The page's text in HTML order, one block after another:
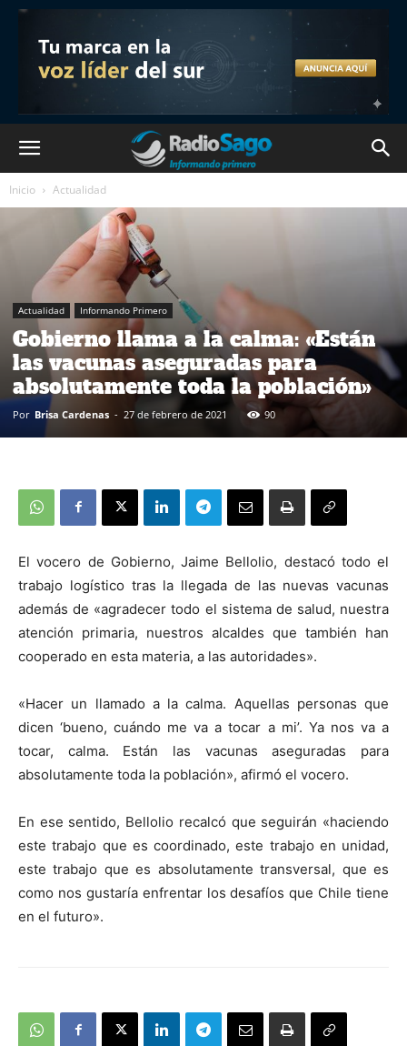
Inicio Actualidad
Actualidad Informando Primero
Gobierno llama a la calma: «Están
las vacunas aseguradas para
absolutamente toda la población»
Por Brisa Cardenas - 27 de febrero de 2021 90
El vocero de Gobierno, Jaime Bellolio, destacó todo el
trabajo logístico tras la llegada de las nuevas vacunas
además de «agradecer todo el sistema de salud, nuestra
atención primaria, nuestros alcaldes que también han
cooperado en esta materia, a las autoridades».
«Hacer un llamado a la calma. Aquellas personas que
dicen ‘bueno, cuándo me va a tocar a mi’. Ya nos va a
tocar, calma. Están las vacunas aseguradas para
absolutamente toda la población», afirmó el vocero.
En ese sentido, Bellolio recalcó que seguirán «haciendo
este trabajo que es coordinado, este trabajo en unidad,
este trabajo que es absolutamente transversal, que es
como nos gustaría enfrentar los desafíos que Chile tiene
en el futuro».